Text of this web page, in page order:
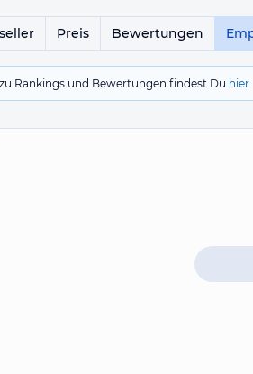
Preis Bewertungen
Rankings und Bewertungen findest Du hier